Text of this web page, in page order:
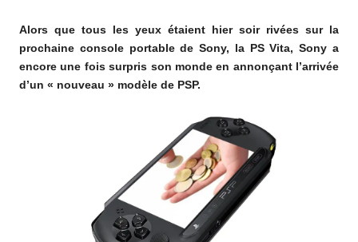
m
Alors que tous les yeux étaient hier soir rivées sur la
prochaine console portable de Sony, la PS Vita, Sony a
encore une fois surpris son monde en annonçant l’arrivée
d’un « nouveau » modèle de PSP.